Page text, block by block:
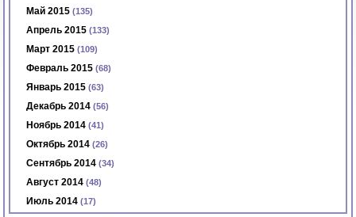
Май 2015 (135)
Апрель 2015 (133)
Март 2015 (109)
Февраль 2015 (68)
Январь 2015 (63)
Декабрь 2014 (56)
Ноябрь 2014 (41)
Октябрь 2014 (26)
Сентябрь 2014 (34)
Август 2014 (48)
Июль 2014 (17)